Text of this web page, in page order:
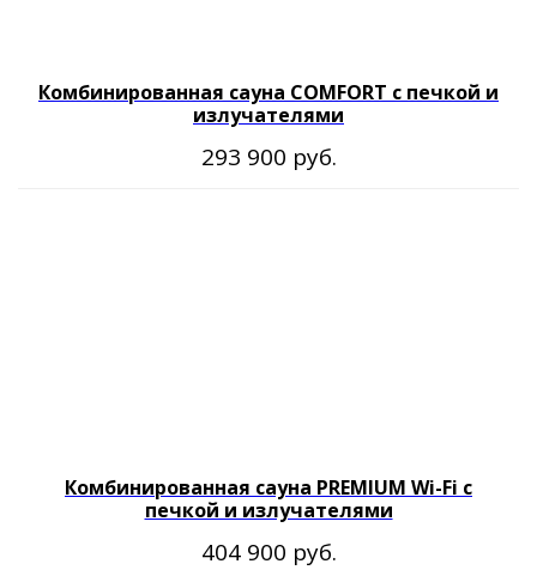
Комбинированная сауна COMFORT с печкой и
излучателями
293 900 руб.
Комбинированная сауна PREMIUM Wi-Fi с
печкой и излучателями
404 900 руб.